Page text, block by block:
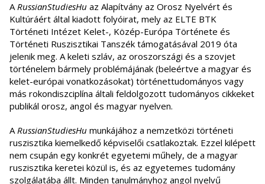
ARussianStudiesHu az Alapítvány az Orosz Nyelvért és
Kultúráért által kiadott folyóirat, mely az ELTE BTK
Történeti Intézet Kelet-, Közép-Európa Története és
Történeti Ruszisztikai Tanszék támogatásával 2019 óta
jelenik meg. A keleti szláv, az oroszországi és a szovjet
történelem bármely problémájának (beleértve a magyar és
kelet-európai vonatkozásokat) történettudományos vagy
más rokondiszciplína általi feldolgozott tudományos cikkeket
publikál orosz, angol és magyar nyelven.
ARussianStudiesHu munkájához a nemzetközi történeti
ruszisztika kiemelkedő képviselői csatlakoztak. Ezzel kilépett
nem csupán egy konkrét egyetemi műhely, de a magyar
ruszisztika keretei közül is, és az egyetemes tudomány
szolgálatába állt. Minden tanulmányhoz angol nyelvű